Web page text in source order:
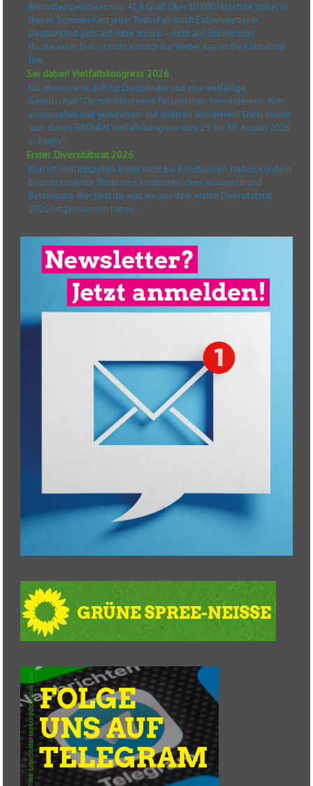
Rekordtemperaturen von 41,8 Grad. Über 10.000 Hitzetote bisher in
diesen Sommer. Fast jeder Todesfall durch Extremwetter in
Deutschland geht auf Hitze zurück – nicht auf Stürme oder
Hochwasser. Das ist nicht einfach nur Wetter, das ist die Klimakrise
live.
Sei dabei! Vielfaltskongress 2026
Du interessierst dich für Demokratie und eine vielfältige
Gesellschaft? Du möchtest neue Perspektiven kennenlernen, dich
austauschen und gemeinsam mit anderen diskutieren? Dann komm
zum dritten GRÜNEN Vielfaltskongress vom 29. bis 30. August 2026
in Berlin!
Erster Diversitätsrat 2026
Klar ist: Vielfaltspolitik bleibt nicht bei Beschlüssen stehen, sondern
braucht konkrete Strukturen, kontinuierlichen Austausch und
Beteiligung. Hier liest du, was wir aus dem ersten Diversitätsrat
2026 mitgenommen haben.